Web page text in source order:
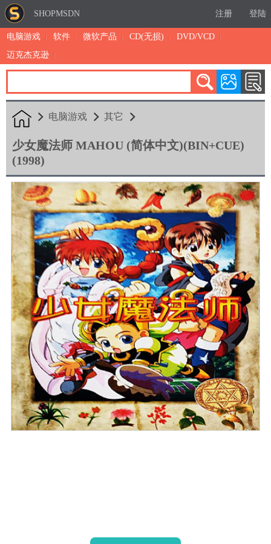
SHOPMSDN 注册 登陆
电脑游戏 软件 微软产品 CD(无损)
DVD/VCD
迈克杰克逊
累计注册：4874
电脑游戏 其它
少女魔法师 MAHOU (简体中文)(BIN+CUE)
(1998)